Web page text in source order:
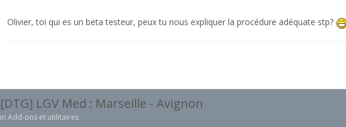
Olivier, toi qui es un beta testeur, peux tu nous expliquer la procédure adéquate stp?
[DTG] LGV Med : Marseille - Avignon
in Add-ons et utilitaires